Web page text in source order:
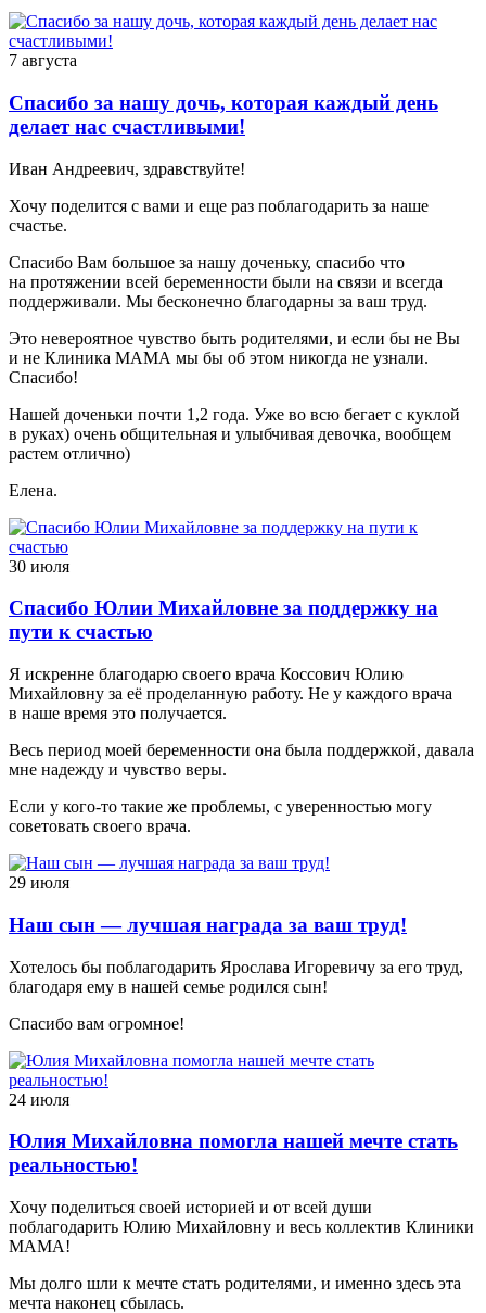
7 августа
Спасибо за нашу дочь, которая каждый день
делает нас счастливыми!
Иван Андреевич, здравствуйте!
Хочу поделится с вами и еще раз поблагодарить за наше
счастье.
Спасибо Вам большое за нашу доченьку, спасибо что
на протяжении всей беременности были на связи и всегда
поддерживали. Мы бесконечно благодарны за ваш труд.
Это невероятное чувство быть родителями, и если бы не Вы
и не Клиника МАМА мы бы об этом никогда не узнали.
Спасибо!
Нашей доченьки почти 1,2 года. Уже во всю бегает с куклой
в руках) очень общительная и улыбчивая девочка, вообщем
растем отлично)
Елена.
30 июля
Спасибо Юлии Михайловне за поддержку на
пути к счастью
Я искренне благодарю своего врача Коссович Юлию
Михайловну за её проделанную работу. Не у каждого врача
в наше время это получается.
Весь период моей беременности она была поддержкой, давала
мне надежду и чувство веры.
Если у кого-то такие же проблемы, с уверенностью могу
советовать своего врача.
29 июля
Наш сын — лучшая награда за ваш труд!
Хотелось бы поблагодарить Ярослава Игоревичу за его труд,
благодаря ему в нашей семье родился сын!
Спасибо вам огромное!
24 июля
Юлия Михайловна помогла нашей мечте стать
реальностью!
Хочу поделиться своей историей и от всей души
поблагодарить Юлию Михайловну и весь коллектив Клиники
МАМА!
Мы долго шли к мечте стать родителями, и именно здесь эта
мечта наконец сбылась.